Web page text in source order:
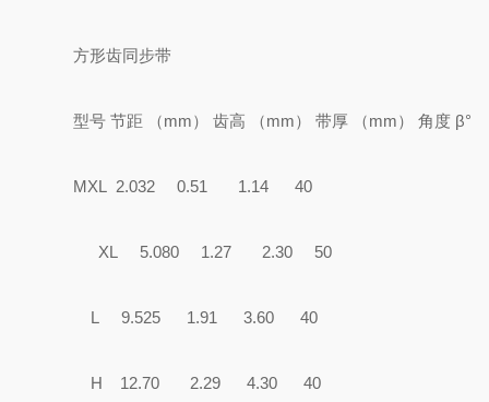
方形齿同步带
型号 节距 （mm） 齿高 （mm） 带厚 （mm） 角度
MXL 2.032 0.51 1.14 40
XL 5.080 1.27 2.30 50
L 9.525 1.91 3.60 40
H 12.70 2.29 4.30 40